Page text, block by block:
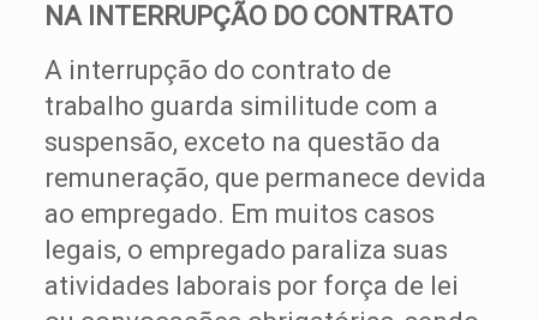
NA INTERRUPÇÃO DO CONTRATO
A interrupção do contrato de
trabalho guarda similitude com a
suspensão, exceto na questão da
remuneração, que permanece devida
ao empregado. Em muitos casos
legais, o empregado paraliza suas
atividades laborais por força de lei